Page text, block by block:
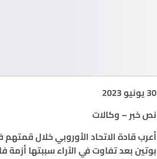
30 يونيو 2023
نص خبر – وكالات
أعرب قادة الاتحاد الأوروبي خلال
بوتين بعد تفاوت في الآراء سببتها